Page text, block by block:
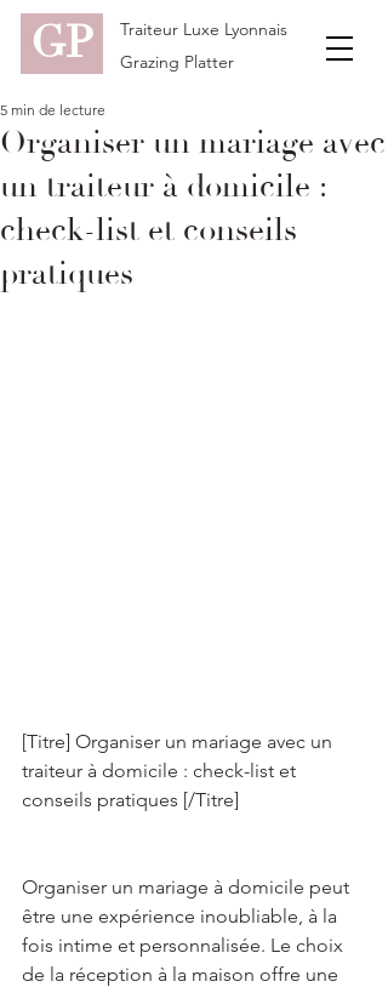
GP
Traiteur Luxe Lyonnais
Grazing Platter
Organiser un mariage avec
un traiteur à domicile :
check-list et conseils
pratiques
5 min de lecture
[Titre] Organiser un mariage avec un
traiteur à domicile : check-list et
conseils pratiques [/Titre]
Organiser un mariage à domicile peut
être une expérience inoubliable, à la
fois intime et personnalisée. Le choix
de la réception à la maison offre une